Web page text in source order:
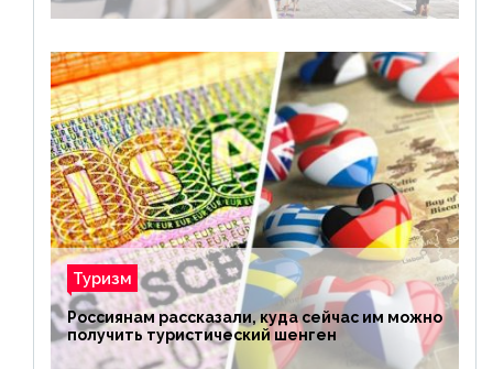
Туризм
Россиянам рассказали, куда сейчас им можно
получить туристический шенген